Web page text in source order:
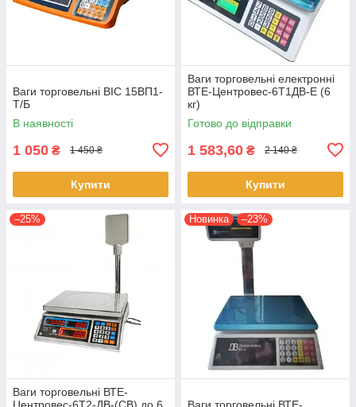
Ваги торговельні ВІС 15ВП1-
Т/Б
В наявності
1 050 ₴ 1 450 ₴
Купити
Ваги торговельні електронні
ВТЕ-Центровес-6Т1ДВ-Е (6
кг)
Готово до відправки
1 583,60 ₴ 2 140 ₴
Купити
–25%
Ваги торговельні ВТЕ-
Новинка –23%